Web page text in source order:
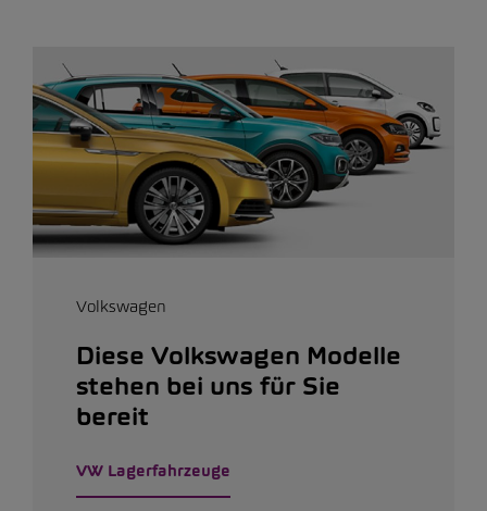
Volkswagen
Diese Volkswagen Modelle
stehen bei uns für Sie
bereit
VW Lagerfahrzeuge